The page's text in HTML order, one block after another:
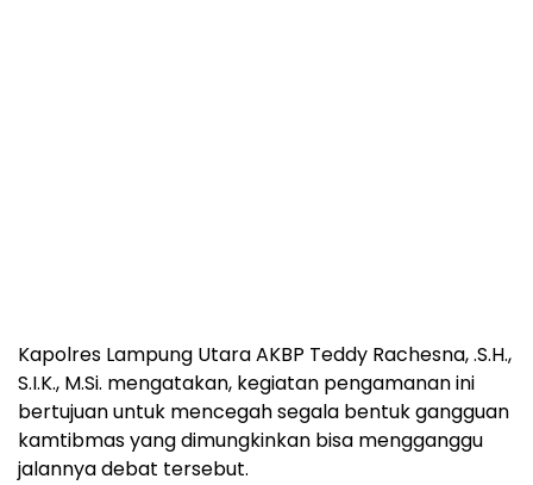
Kapolres Lampung Utara AKBP Teddy Rachesna, .S.H.,
S.I.K., M.Si. mengatakan, kegiatan pengamanan ini
bertujuan untuk mencegah segala bentuk gangguan
kamtibmas yang dimungkinkan bisa mengganggu
jalannya debat tersebut.